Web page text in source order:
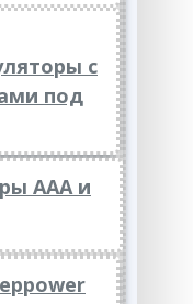
с
под
ААА и